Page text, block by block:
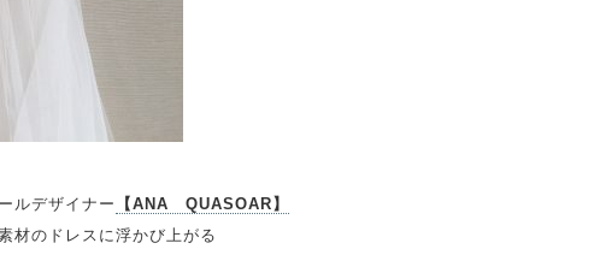
ルデザイナー
【ANA QUASOAR】
材のドレスに浮かび上がる